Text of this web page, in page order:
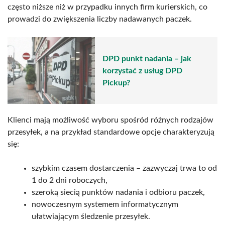
często niższe niż w przypadku innych firm kurierskich, co
prowadzi do zwiększenia liczby nadawanych paczek.
DPD punkt nadania – jak
korzystać z usług DPD
Pickup?
Klienci mają możliwość wyboru spośród różnych rodzajów
przesyłek, a na przykład standardowe opcje charakteryzują
się:
szybkim czasem dostarczenia – zazwyczaj trwa to od
1 do 2 dni roboczych,
szeroką siecią punktów nadania i odbioru paczek,
nowoczesnym systemem informatycznym
ułatwiającym śledzenie przesyłek.